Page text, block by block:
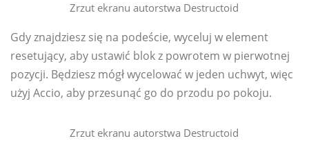
Zrzut ekranu autorstwa Destructoid
Gdy znajdziesz się na podeście, wyceluj w element
resetujący, aby ustawić blok z powrotem w pierwotnej
pozycji. Będziesz mógł wycelować w jeden uchwyt, więc
użyj Accio, aby przesunąć go do przodu po pokoju.
Zrzut ekranu autorstwa Destructoid